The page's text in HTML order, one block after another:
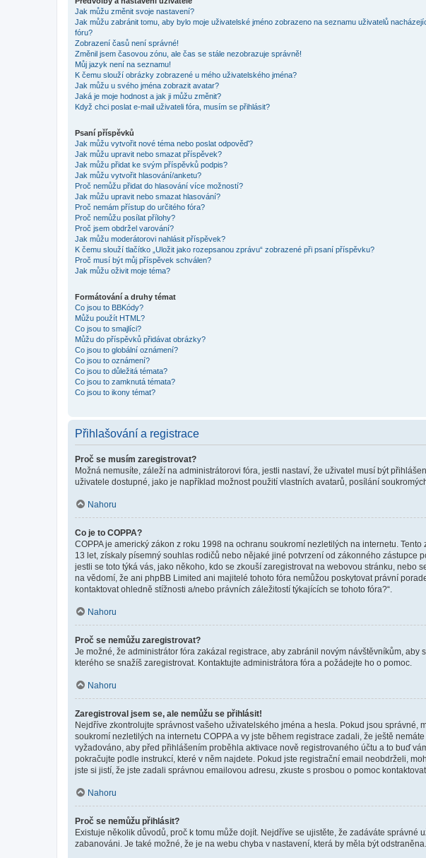
Jak můžu změnit svoje nastavení?
Jak můžu zabránit tomu, aby bylo moje uživatelské jméno zobrazeno na seznamu uživatelů
fóru?
Zobrazení časů není správné!
Změnil jsem časovou zónu, ale čas se stále nezobrazuje správně!
Můj jazyk není na seznamu!
K čemu slouží obrázky zobrazené u mého uživatelského jména?
Jak můžu u svého jména zobrazit avatar?
Jaká je moje hodnost a jak ji můžu změnit?
Když chci poslat e-mail uživateli fóra, musím se přihlásit?
Psaní příspěvků
Jak můžu vytvořit nové téma nebo poslat odpověď?
Jak můžu upravit nebo smazat příspěvek?
Jak můžu přidat ke svým příspěvků podpis?
Jak můžu vytvořit hlasování/anketu?
Proč nemůžu přidat do hlasování více možností?
Jak můžu upravit nebo smazat hlasování?
Proč nemám přístup do určitého fóra?
Proč nemůžu posílat přílohy?
Proč jsem obdržel varování?
Jak můžu moderátorovi nahlásit příspěvek?
K čemu slouží tlačítko „Uložit jako rozepsanou zprávu“ zobrazené při psaní příspěvku?
Proč musí být můj příspěvek schválen?
Jak můžu oživit moje téma?
Formátování a druhy témat
Co jsou to BBKódy?
Můžu použít HTML?
Co jsou to smajlíci?
Můžu do příspěvků přidávat obrázky?
Co jsou to globální oznámení?
Co jsou to oznámení?
Co jsou to důležitá témata?
Co jsou to zamknutá témata?
Co jsou to ikony témat?
Přihlašování a registrace
Proč se musím zaregistrovat?
Možná nemusíte, záleží na administrátorovi fóra, jestli nastaví, že uživatel musí být
uživatele dostupné, jako je například možnost použití vlastních avatarů, posílání
Nahoru
Co je to COPPA?
COPPA je americký zákon z roku 1998 na ochranu soukromí nezletilých na internetu.
13 let, získaly písemný souhlas rodičů nebo nějaké jiné potvrzení od zákonného
jestli se toto týká vás, jako někoho, kdo se zkouší zaregistrovat na webovou stránku, nebo
na vědomí, že ani phpBB Limited ani majitelé tohoto fóra nemůžou poskytovat právní
kontaktovat ohledně stížnosti a/nebo právních záležitostí týkajících se tohoto fóra?“.
Nahoru
Proč se nemůžu zaregistrovat?
Je možné, že administrátor fóra zakázal registrace, aby zabránil novým návštěvníkům,
kterého se snažíš zaregistrovat. Kontaktujte administrátora fóra a požádejte ho o pomoc.
Nahoru
Zaregistroval jsem se, ale nemůžu se přihlásit!
Nejdříve zkontrolujte správnost vašeho uživatelského jména a hesla. Pokud jsou
soukromí nezletilých na internetu COPPA a vy jste během registrace zadali, že ještě
vyžadováno, aby před přihlášením proběhla aktivace nově registrovaného účtu a to buď
pokračujte podle instrukcí, které v něm najdete. Pokud jste registrační email neobdrželi,
jste si jistí, že jste zadali správnou emailovou adresu, zkuste s prosbou o pomoc
Nahoru
Proč se nemůžu přihlásit?
Existuje několik důvodů, proč k tomu může dojít. Nejdříve se ujistěte, že zadáváte
zabanováni. Je také možné, že je na webu chyba v nastavení, která by měla být odstraněna.